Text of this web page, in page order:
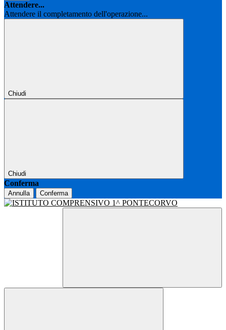
Attendere...
Attendere il completamento dell'operazione...
Chiudi
Chiudi
Conferma
Annulla Conferma